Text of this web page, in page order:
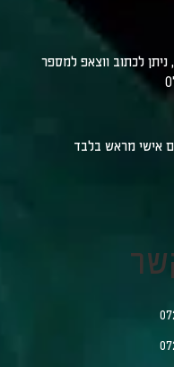
לכתוב ווצאפ למספר
אישי מראש בלבד